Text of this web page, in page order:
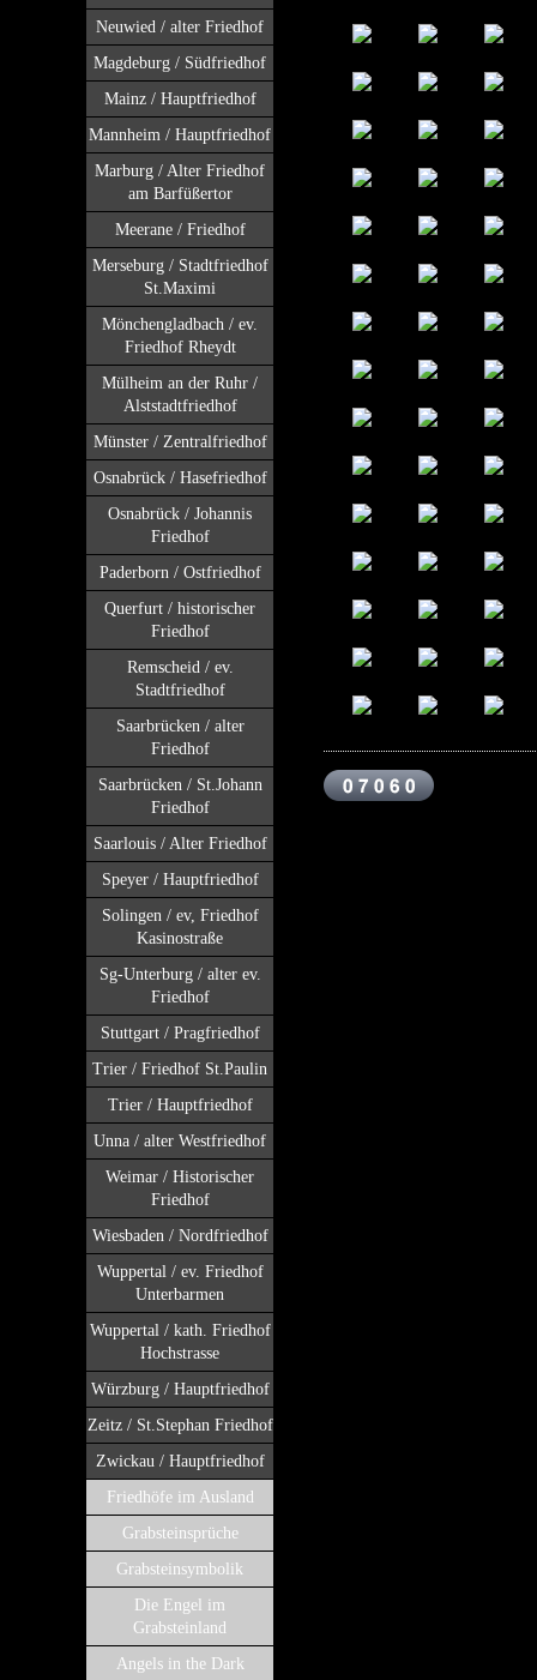
Neuwied / alter Friedhof
Magdeburg / Südfriedhof
Mainz / Hauptfriedhof
Mannheim / Hauptfriedhof
Marburg / Alter Friedhof
am Barfüßertor
Meerane / Friedhof
Merseburg / Stadtfriedhof
St.Maximi
Mönchengladbach / ev.
Friedhof Rheydt
Mülheim an der Ruhr /
Alststadtfriedhof
Münster / Zentralfriedhof
Osnabrück / Hasefriedhof
Osnabrück / Johannis
Friedhof
Paderborn / Ostfriedhof
Querfurt / historischer
Friedhof
Remscheid / ev.
Stadtfriedhof
Saarbrücken / alter
Friedhof
Saarbrücken / St.Johann
Friedhof
Saarlouis / Alter Friedhof
Speyer / Hauptfriedhof
Solingen / ev, Friedhof
Kasinostraße
Sg-Unterburg / alter ev.
Friedhof
Stuttgart / Pragfriedhof
Trier / Friedhof St.Paulin
Trier / Hauptfriedhof
Unna / alter Westfriedhof
Weimar / Historischer
Friedhof
Wiesbaden / Nordfriedhof
Wuppertal / ev. Friedhof
Unterbarmen
Wuppertal / kath. Friedhof
Hochstrasse
Würzburg / Hauptfriedhof
Zeitz / St.Stephan Friedhof
Zwickau / Hauptfriedhof
Friedhöfe im Ausland
Grabsteinsprüche
Grabsteinsymbolik
Die Engel im
Grabsteinland
Angels in the Dark